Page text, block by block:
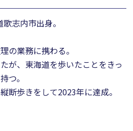
志内市出身。
の業務に携わる。
が、東海道を歩いたことをきっ
つ。
断歩きをして2023年に達成。